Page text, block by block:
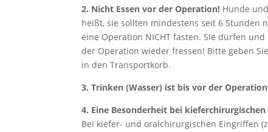
2. Nicht Essen vor der Operation! Hunde
heißt, sie sollten mindestens seit 6 Stunden
eine Operation NICHT fasten. Sie dürfen und
der Operation wieder fressen! Bitte geben
in den Transportkorb.
3. Trinken (Wasser) ist bis vor der
4. Eine Besonderheit bei
Bei kiefer- und oralchirurgischen Eingriffen